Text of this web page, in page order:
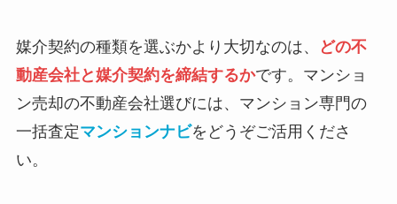
媒介契約の種類を選ぶかより大切なのは、
どの不
動産会社と媒介契約を締結するかです。マンショ
ン売却の不動産会社選びには、マンション専門の
一括査定マンションナビをどうぞご活用くださ
い。